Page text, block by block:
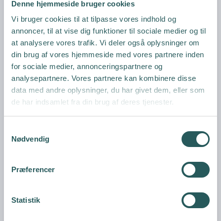
Denne hjemmeside bruger cookies
Vi bruger cookies til at tilpasse vores indhold og
annoncer, til at vise dig funktioner til sociale medier og til
at analysere vores trafik. Vi deler også oplysninger om
din brug af vores hjemmeside med vores partnere inden
for sociale medier, annonceringspartnere og
analysepartnere. Vores partnere kan kombinere disse
data med andre oplysninger, du har givet dem, eller som
de har indsamlet fra din brug af deres tjenester.
Nødvendig
Præferencer
Statistik